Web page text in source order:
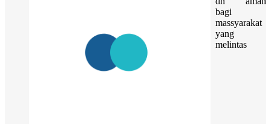
bagi
massyarakat
yang
melintas